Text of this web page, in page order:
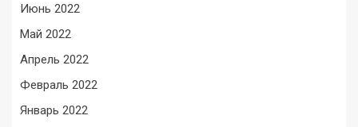
Июнь 2022
Май 2022
Апрель 2022
Февраль 2022
Январь 2022